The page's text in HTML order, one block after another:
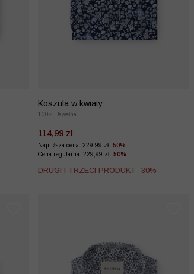
Koszula w kwiaty
100% Bawełna
114,99 zł
Najniższa cena: 229,99 zł -50%
Cena regularna: 229,99 zł -50%
DRUGI I TRZECI PRODUKT -30%